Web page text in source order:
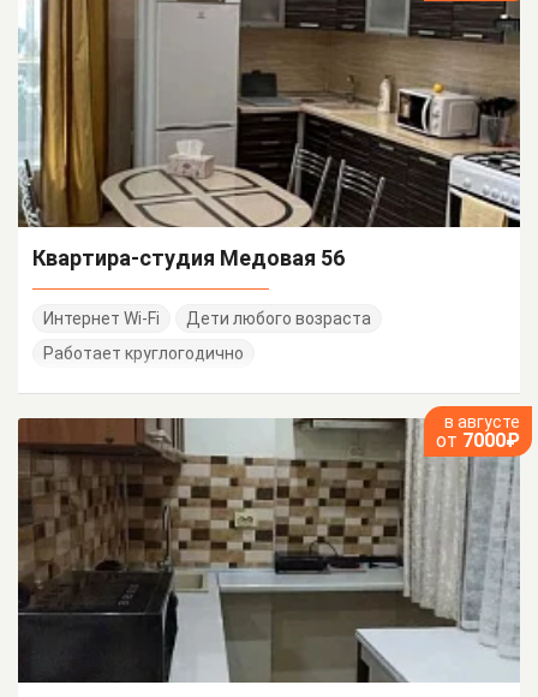
Квартира-студия Медовая 56
Интернет Wi-Fi
Дети любого возраста
Работает круглогодично
в августе
от 7000₽